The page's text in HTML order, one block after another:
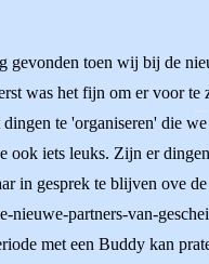
gevonden toen wij bij de
was het fijn om er voor te
te 'organiseren' die
ook iets leuks. Zijn er
in gesprek te blijven ove
partners-van-
met een Buddy kan